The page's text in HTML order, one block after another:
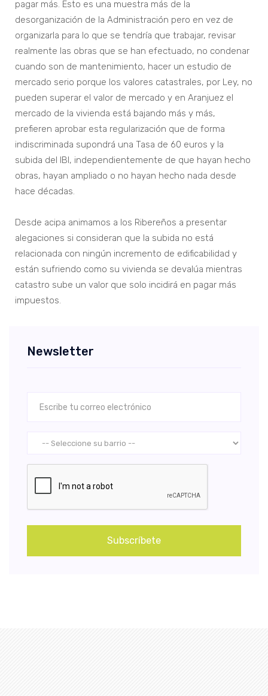
pagar más. Esto es una muestra más de la
desorganización de la Administración pero en vez de
organizarla para lo que se tendría que trabajar, revisar
realmente las obras que se han efectuado, no condenar
cuando son de mantenimiento, hacer un estudio de
mercado serio porque los valores catastrales, por Ley, no
pueden superar el valor de mercado y en Aranjuez el
mercado de la vivienda está bajando más y más,
prefieren aprobar esta regularización que de forma
indiscriminada supondrá una Tasa de 60 euros y la
subida del IBI, independientemente de que hayan hecho
obras, hayan ampliado o no hayan hecho nada desde
hace décadas.
Desde acipa animamos a los Ribereños a presentar
alegaciones si consideran que la subida no está
relacionada con ningún incremento de edificabilidad y
están sufriendo como su vivienda se devalúa mientras
catastro sube un valor que solo incidirá en pagar más
impuestos.
Newsletter
Subscríbete